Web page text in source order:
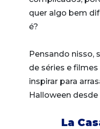
quer algo bem
é?
Pensando nisso,
de séries e
inspirar para
Halloween desde
La